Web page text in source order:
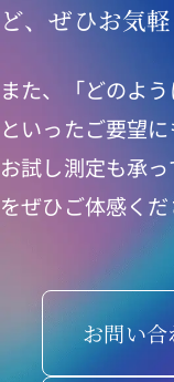
ど、ぜひお気
また、「どのよ
といったご要望に
お試し測定も承
をぜひご体感くだ
お問い合